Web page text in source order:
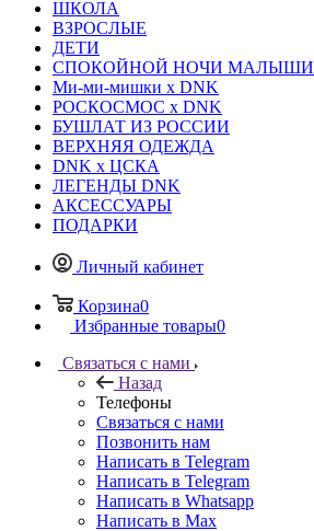
ШКОЛА
ВЗРОСЛЫЕ
ДЕТИ
СПОКОЙНОЙ НОЧИ МАЛЫШИ
Ми-ми-мишки x DNK
РОСКОСМОС x DNK
БУШЛАТ ИЗ РОССИИ
ВЕРХНЯЯ ОДЕЖДА
DNK x ЦСКА
ЛЕГЕНДЫ DNK
АКСЕССУАРЫ
ПОДАРКИ
Личный кабинет
Корзина0
Избранные товары0
Связаться с нами
Назад
Телефоны
Связаться с нами
Позвонить нам
Написать в Telegram
Написать в Telegram
Написать в Whatsapp
Написать в Max